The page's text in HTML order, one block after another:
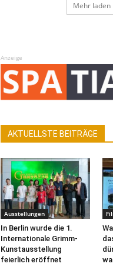
Mehr laden
Anzeige
AKTUELLSTE BEITRÄGE
Ausstellungen
In Berlin wurde die 1.
Internationale Grimm-
Kunstausstellung
feierlich eröffnet